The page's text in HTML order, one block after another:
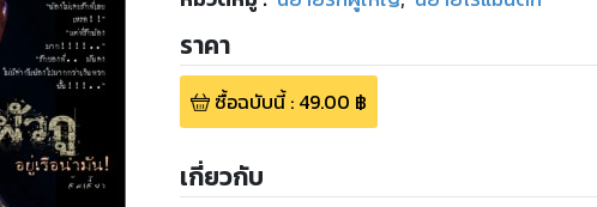
ราคา
ซื้อฉบับนี้: 49.00 ฿
เกี่ยวกับ